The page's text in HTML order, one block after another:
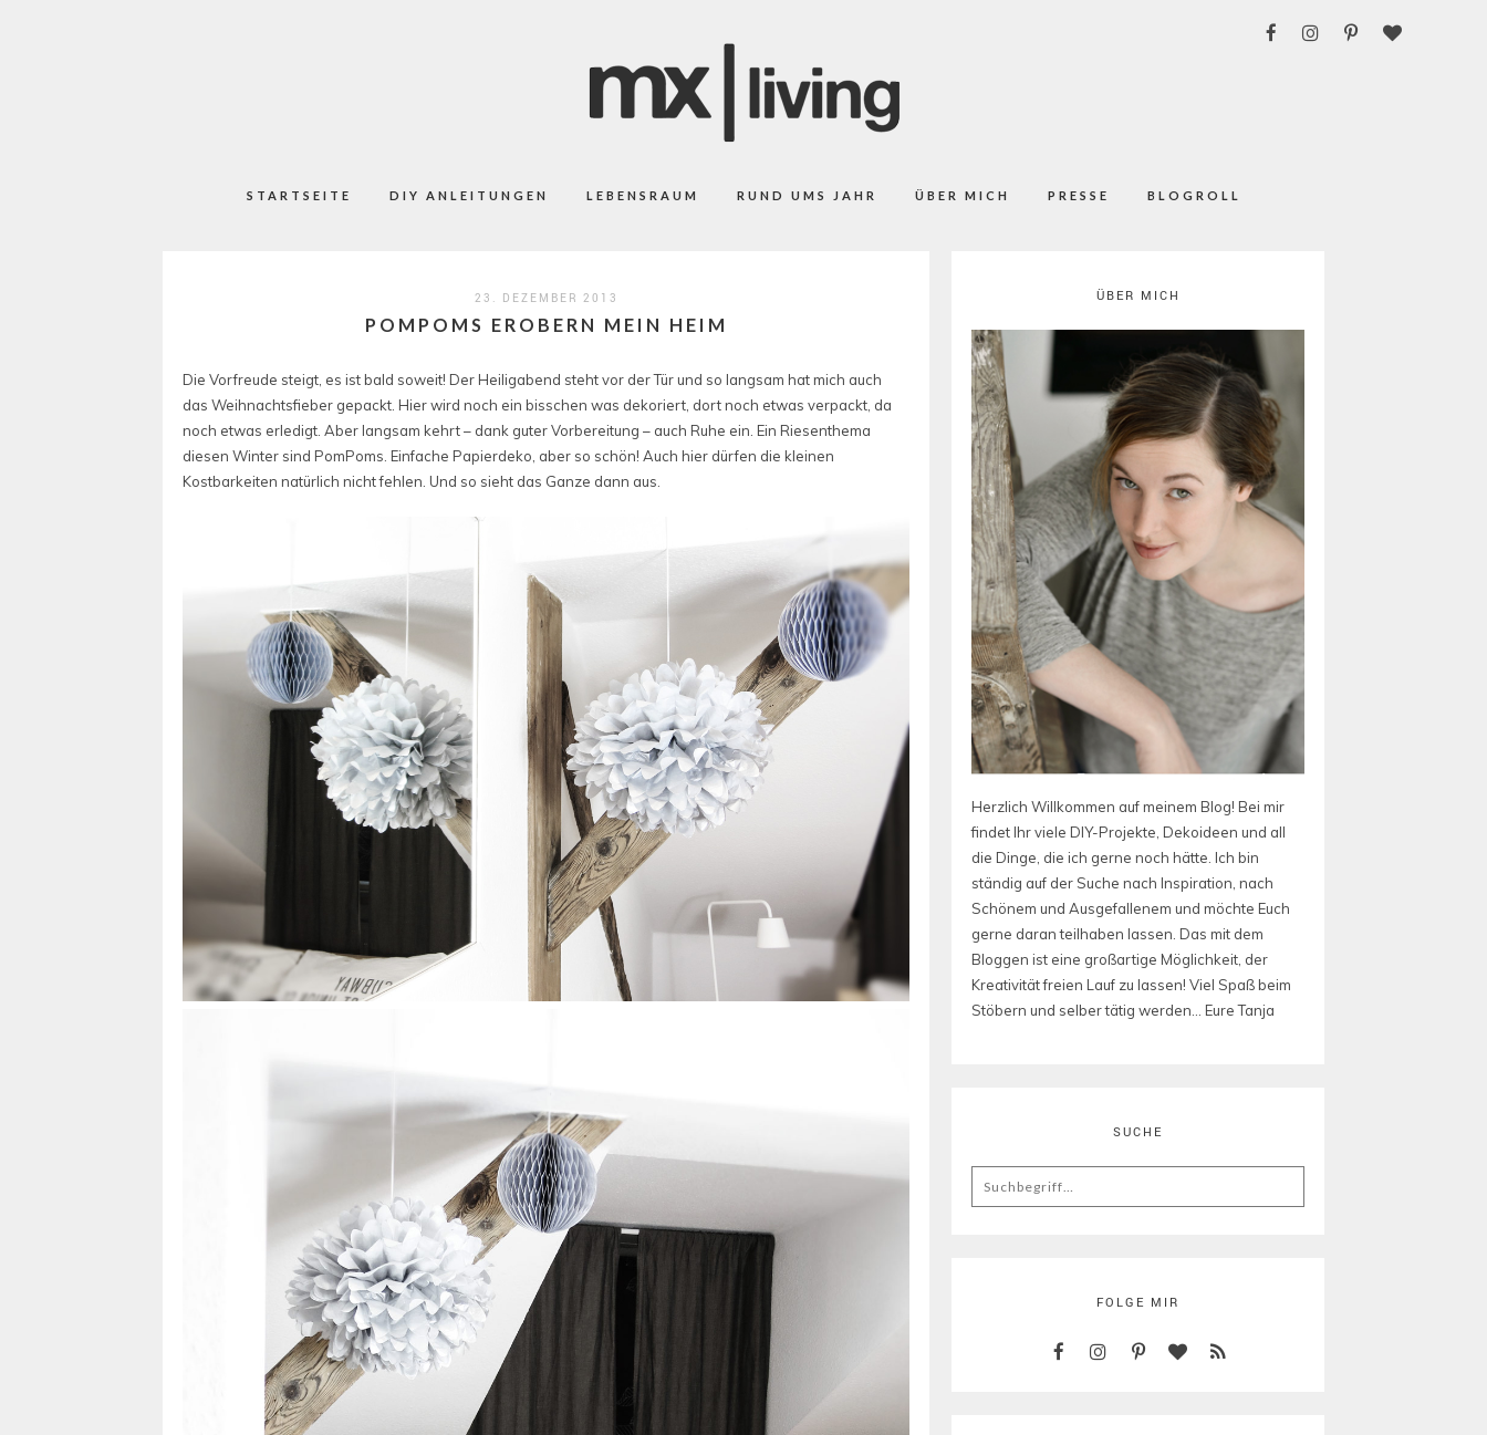
STARTSEITE DIY ANLEITUNGEN LEBENSRAUM RUND UMS JAHR ÜBER MICH PRESSE BLOGROLL
23. DEZEMBER 2013
POMPOMS EROBERN MEIN HEIM
Die Vorfreude steigt, es ist bald soweit! Der Heiligabend steht vor der Tür und so langsam hat mich auch
das Weihnachtsfieber gepackt. Hier wird noch ein bisschen was dekoriert, dort noch etwas verpackt, da
noch etwas erledigt. Aber langsam kehrt – dank guter Vorbereitung – auch Ruhe ein. Ein Riesenthema
diesen Winter sind PomPoms. Einfache Papierdeko, aber so schön! Auch hier dürfen die kleinen
Kostbarkeiten natürlich nicht fehlen. Und so sieht das Ganze dann aus.
ÜBER MICH
Herzlich Willkommen auf meinem Blog! Bei mir
findet Ihr viele DIY-Projekte, Dekoideen und all
die Dinge, die ich gerne noch hätte. Ich bin
ständig auf der Suche nach Inspiration, nach
Schönem und Ausgefallenem und möchte Euch
gerne daran teilhaben lassen. Das mit dem
Bloggen ist eine großartige Möglichkeit, der
Kreativität freien Lauf zu lassen! Viel Spaß beim
Stöbern und selber tätig werden... Eure Tanja
SUCHE
Search
for:
FOLGE MIR